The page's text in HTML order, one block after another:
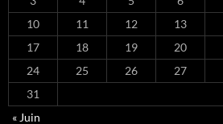
10
11 12 13
17
18 19 20
24
25 26 27
31
« Juin